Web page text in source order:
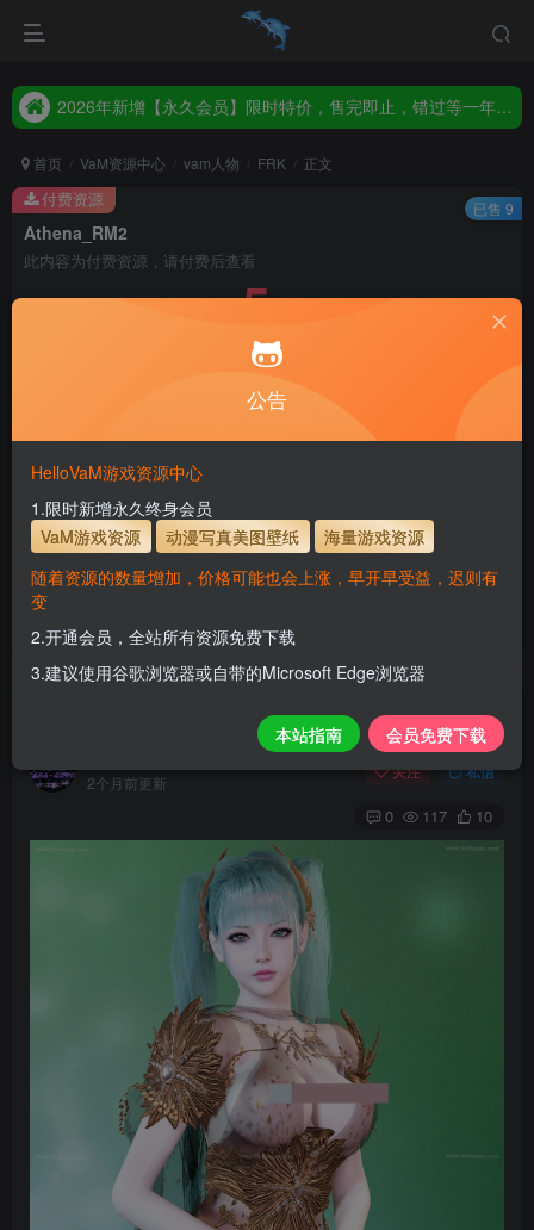
2026年新增【永久会员】限时特价，售完即止，错过等一年！！！
2026年新增【永久会员】限时特价，售完即止，错过等一年！！！
首页 VaM资源中心 vam人物 FRK 正文
Athena_RM2
此内容为付费资源，请付费后查看
5
立即购买
主流网盘——高速下载
支付页面打不开或支付后不跳转请联系QQ：3317425885
使用方法
解压后，放进文件夹AddonPackages即可，更多请看本
付费资源 已售 9
2个月前更新
关注 私信
0 117 10
公告
HelloVaM游戏资源中心
1.限时新增永久终身会员
VaM游戏资源
动漫写真美图壁纸
海量游戏资源
随着资源的数量增加，价格可能也会上涨，早开早受益，迟则有
变
2.开通会员，全站所有资源免费下载
3.建议使用谷歌浏览器或自带的Microsoft Edge浏览器
本站指南 会员免费下载